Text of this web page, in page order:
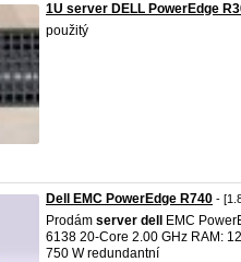
1U server DELL PowerEdge
použitý
Dell EMC PowerEdge R740 -
Prodám server dell
EMC
6138 20-Core 2.00 GHz RAM:
750 W redundantní